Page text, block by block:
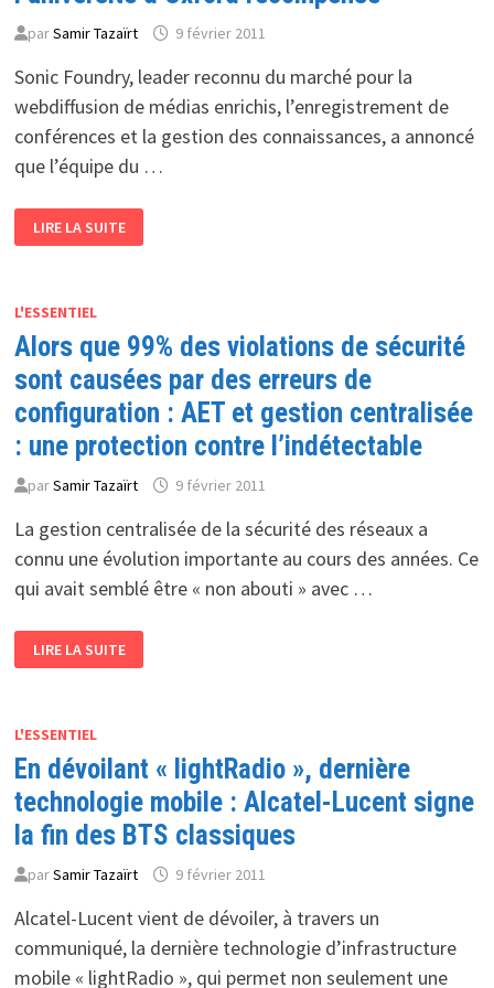
parSamir Tazaïrt 9 février 2011
Sonic Foundry, leader reconnu du marché pour la
webdiffusion de médias enrichis, l’enregistrement de
conférences et la gestion des connaissances, a annoncé
que l’équipe du …
SON
PROGRAMME
CENTRE
LA
FORMATION
CONTINUE
DE
L’UNIVERSITÉ
D’OXFORD
RÉCOMPENSÉ
LIRE LA SUITE
L'ESSENTIEL
Alors que 99% des violations de sécurité
sont causées par des erreurs de
configuration : AET et gestion centralisée
: une protection contre l’indétectable
parSamir Tazaïrt 9 février 2011
La gestion centralisée de la sécurité des réseaux a
connu une évolution importante au cours des années. Ce
qui avait semblé être « non abouti » avec …
QUE
99%
SÉCURITÉ
CAUSÉES
PAR
DES
ERREURS
DE
CONFIGURATION
AET
ET
CENTRALISÉE
UNE
PROTECTION
CONTRE
LIRE LA SUITE
L'ESSENTIEL
En dévoilant « lightRadio », dernière
technologie mobile : Alcatel-Lucent signe
la fin des BTS classiques
parSamir Tazaïrt 9 février 2011
Alcatel-Lucent vient de dévoiler, à travers un
communiqué, la dernière technologie d’infrastructure
mobile « lightRadio », qui permet non seulement une